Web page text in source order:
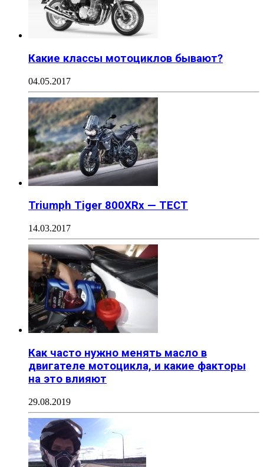
Какие классы мотоциклов бывают?
04.05.2017
Triumph Tiger 800XRx — ТЕСТ
14.03.2017
Как часто нужно менять масло в
двигателе мотоцикла, и какие факторы
на это влияют
29.08.2019